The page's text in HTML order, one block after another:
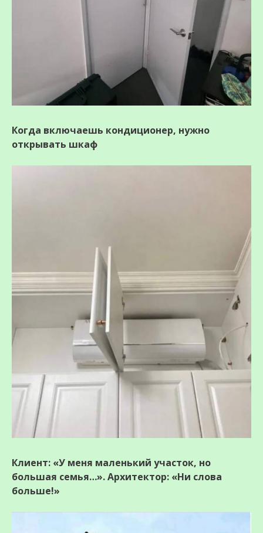
Когда включаешь кондиционер, нужно
открывать шкаф
Клиент: «У меня маленький участок, но
большая семья…». Архитектор: «Ни слова
больше!»